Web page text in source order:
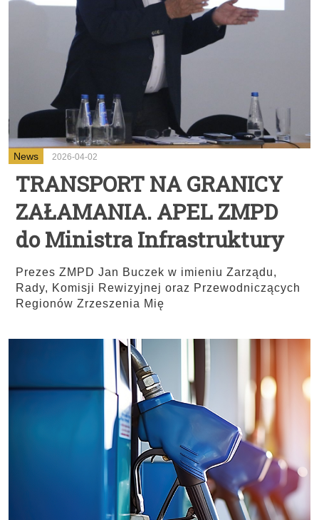
News 2026-04-02
TRANSPORT NA GRANICY
ZAŁAMANIA. APEL ZMPD
do Ministra Infrastruktury
Prezes ZMPD Jan Buczek w imieniu Zarządu,
Rady, Komisji Rewizyjnej oraz Przewodniczących
Regionów Zrzeszenia Mię